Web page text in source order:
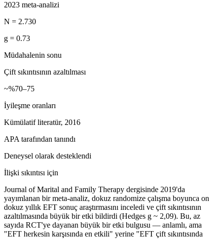
2023 meta-analizi
N = 2.730
g = 0.73
Müdahalenin sonu
Çift sıkıntısının azaltılması
~%70–75
İyileşme oranları
Kümülatif literatür, 2016
APA tarafından tanındı
Deneysel olarak desteklendi
İlişki sıkıntısı için
Journal of Marital and Family Therapy dergisinde 2019'da
yayımlanan bir meta-analiz, dokuz randomize çalışma boyunca on
dokuz yıllık EFT sonuç araştırmasını inceledi ve çift sıkıntısının
azaltılmasında büyük bir etki bildirdi (Hedges g ~ 2,09). Bu, az
sayıda RCT'ye dayanan büyük bir etki bulgusu — anlamlı, ama
"EFT herkesin karşısında en etkili" yerine "EFT çift sıkıntısında